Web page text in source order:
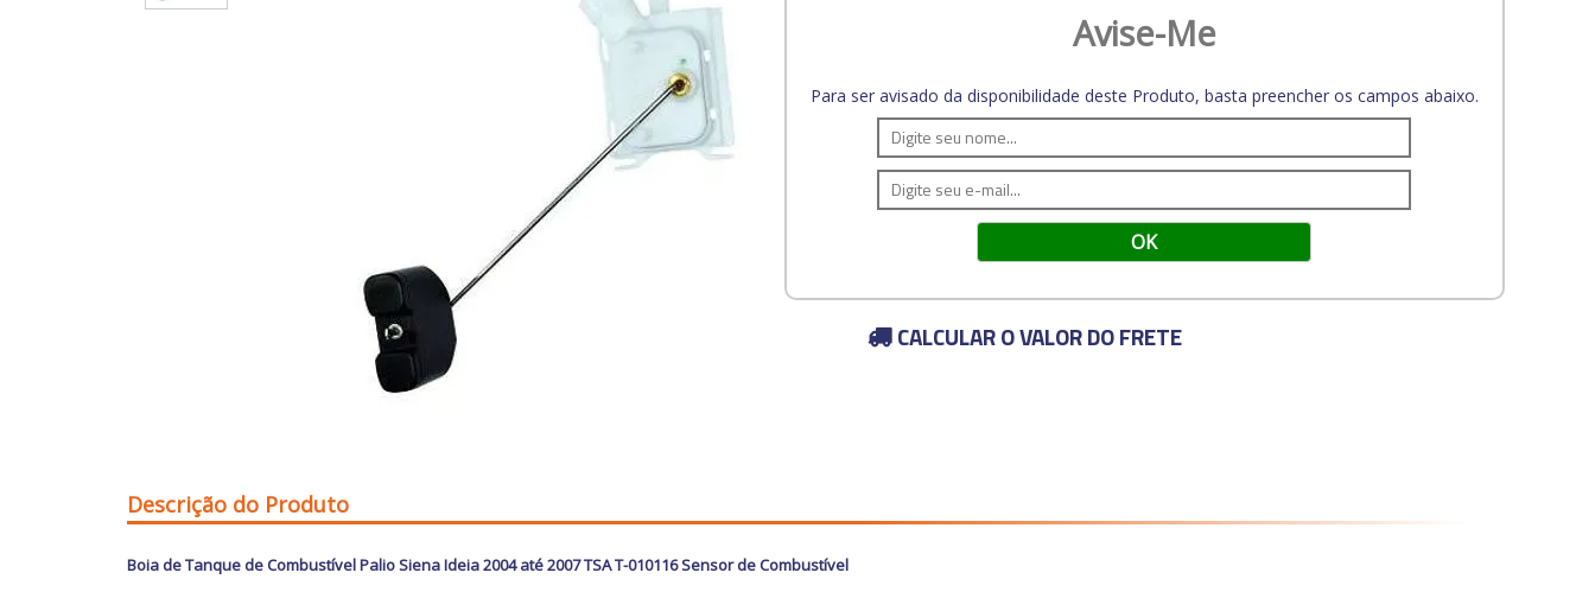
Avise-Me
Para ser avisado da disponibilidade deste Produto, basta preencher os campos abaixo.
CALCULAR O VALOR DO FRETE
Descrição do Produto
Boia de Tanque de Combustível Palio Siena Ideia 2004 até 2007 TSA T-010116 Sensor de Combustível